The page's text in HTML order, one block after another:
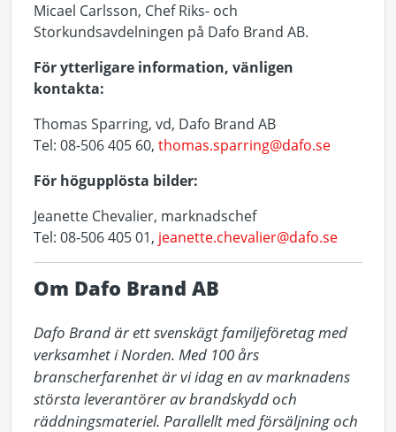
Micael Carlsson, Chef Riks- och
Storkundsavdelningen på Dafo Brand AB.
För ytterligare information, vänligen
kontakta:
Thomas Sparring, vd, Dafo Brand AB
Tel: 08-506 405 60, thomas.sparring@dafo.se
För högupplösta bilder:
Jeanette Chevalier, marknadschef
Tel: 08-506 405 01, jeanette.chevalier@dafo.se
Om Dafo Brand AB
Dafo Brand är ett svenskägt familjeföretag med
verksamhet i Norden. Med 100 års
branscherfarenhet är vi idag en av marknadens
största leverantörer av brandskydd och
räddningsmateriel. Parallellt med försäljning och